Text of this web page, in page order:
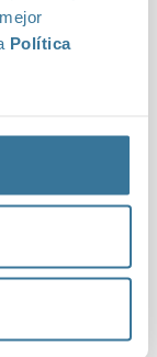
Política